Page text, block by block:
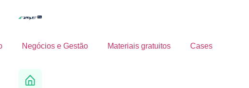
Negócios e Gestão Materiais gratuitos Cases